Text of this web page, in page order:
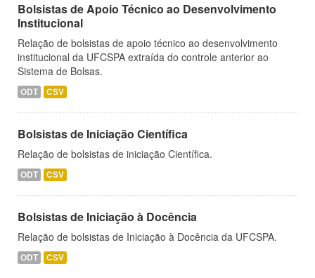
Bolsistas de Apoio Técnico ao Desenvolvimento
Institucional
Relação de bolsistas de apoio técnico ao desenvolvimento
institucional da UFCSPA extraída do controle anterior ao
Sistema de Bolsas.
ODT CSV
Bolsistas de Iniciação Científica
Relação de bolsistas de iniciação Científica.
ODT CSV
Bolsistas de Iniciação à Docência
Relação de bolsistas de Iniciação à Docência da UFCSPA.
ODT CSV